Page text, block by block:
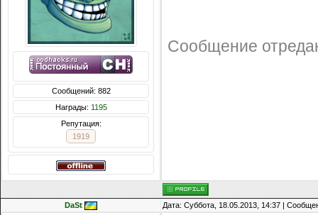
Сообщений: 882
Награды: 1195
Репутация:
1919
Сообщение
DaSt Дата: Суббота, 18.05.2013, 14:37 |